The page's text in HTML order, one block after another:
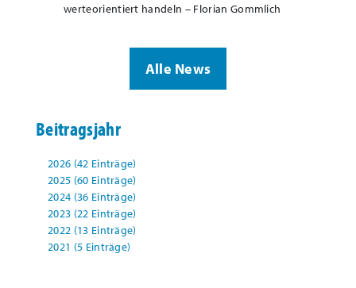
werteorientiert handeln – Florian Gommlich
Alle News
Beitragsjahr
2026 (42 Einträge)
2025 (60 Einträge)
2024 (36 Einträge)
2023 (22 Einträge)
2022 (13 Einträge)
2021 (5 Einträge)